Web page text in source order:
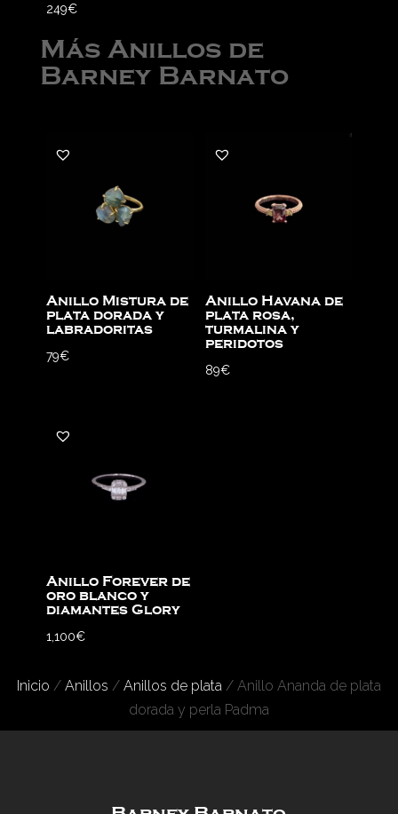
249€
Más Anillos de
Barney Barnato
Anillo Mistura de
plata dorada y
labradoritas
79€
Anillo Havana de
plata rosa,
turmalina y
peridotos
89€
Anillo Forever de
oro blanco y
diamantes Glory
1,100€
Inicio / Anillos / Anillos de plata / Anillo Ananda de plata
dorada y perla Padma